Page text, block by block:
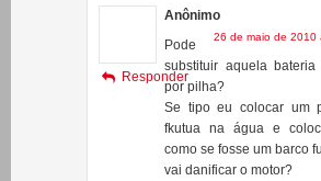
portugues ?? e onde
vibrador dentro do celular
Anônimo
26 de maio de 2010
Pode
substituir aquela bateria
por pilha?
Se tipo eu colocar um
Responder